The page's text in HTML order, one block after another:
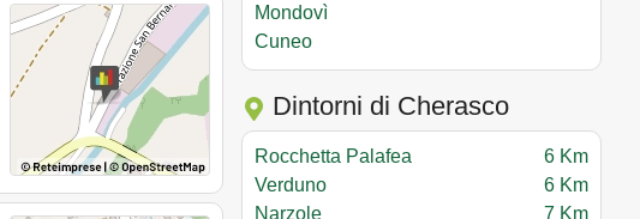
Mondovì
Cuneo
Dintorni di Cherasco
Rocchetta Palafea
6 Km
Verduno
6 Km
Narzole
7 Km